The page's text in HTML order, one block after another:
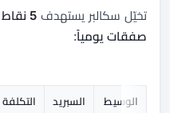
تخيّل سكالبر يستهدف 5 نقاط لكل صفقة
صفقات يومياً:
الوسيط السبريد التكلفة